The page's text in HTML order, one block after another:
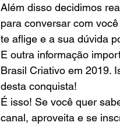
Além disso decidimos
para conversar com
te aflige e a sua dúvida
E outra informação
Brasil Criativo em 2019.
desta conquista!
É isso! Se você quer
canal, aproveita e se